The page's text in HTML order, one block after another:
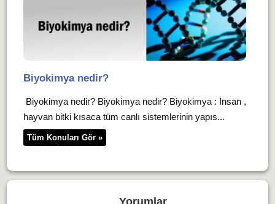
Biyokimya nedir?
Biyokimya nedir? Biyokimya nedir? Biyokimya : İnsan ,
hayvan bitki kısaca tüm canlı sistemlerinin yapıs...
Tüm Konuları Gör »